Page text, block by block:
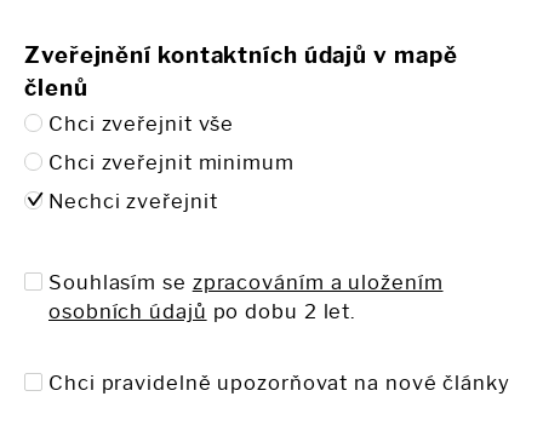
Zveřejnění kontaktních údajů v mapě
členů
Chci zveřejnit vše
Chci zveřejnit minimum
Nechci zveřejnit
Souhlasím se zpracováním a uložením
osobních údajů po dobu 2 let.
Chci pravidelně upozorňovat na nové články